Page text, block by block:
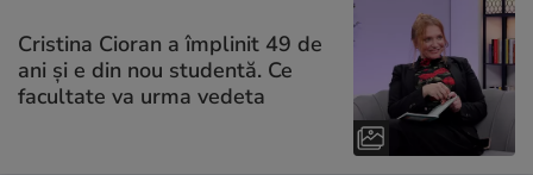
Cristina Cioran a împlinit 49 de
ani și e din nou studentă. Ce
facultate va urma vedeta